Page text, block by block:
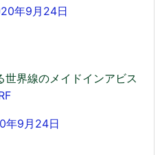
年9月24日
界線のメイドインアビス
年9月24日